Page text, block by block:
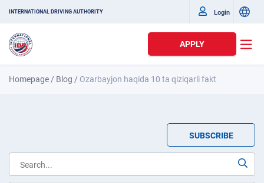
INTERNATIONAL DRIVING AUTHORITY Login
APPLY
Homepage / Blog / Ozarbayjon haqida 10 ta qiziqarli fakt
SUBSCRIBE